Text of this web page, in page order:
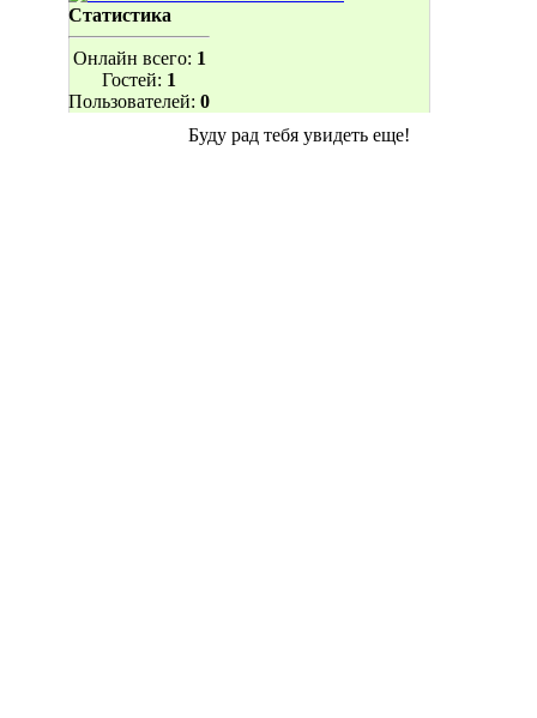
Статистика
Онлайн всего: 1
Гостей: 1
Пользователей: 0
Буду рад тебя увидеть еще!